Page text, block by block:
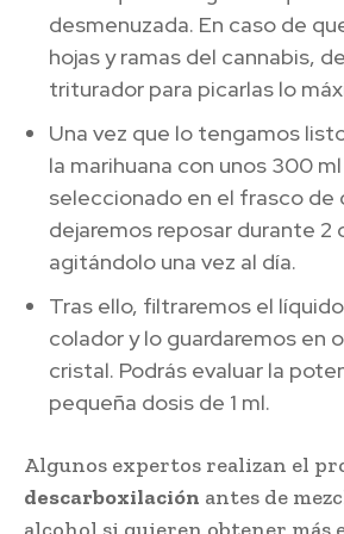
desmenuzada. En caso de
hojas y ramas del cannabis,
triturador para picarlas lo
Una vez que lo tengamos
la marihuana con unos 300
seleccionado en el frasco de
dejaremos reposar durante 2
agitándolo una vez al día.
Tras ello, filtraremos el
colador y lo guardaremos en
cristal. Podrás evaluar la
pequeña dosis de 1 ml.
Algunos expertos realizan el
descarboxilación antes de
alcohol si quieren obtener más